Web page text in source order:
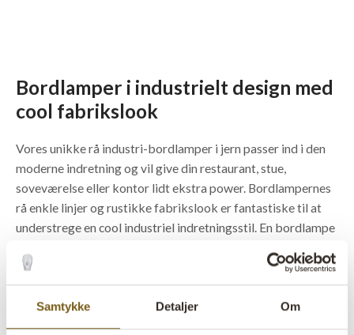
Samtykke Detaljer Om
Bordlamper i industrielt design med
cool fabrikslook
Vores unikke rå industri-bordlamper i jern passer ind i den
moderne indretning og vil give din restaurant, stue,
soveværelse eller kontor lidt ekstra power. Bordlampernes
rå enkle linjer og rustikke fabrikslook er fantastiske til at
understrege en cool industriel indretningsstil. En bordlampe
hvis du ønsker at få det moderne industrielle look i sin
indretning eller ønsker at skabe kontrast til en mere
klassisk indretningsstil. Husk at sætte en dekorativ pære i
lampen for at skabe det perfekte look. Du finder de smukke